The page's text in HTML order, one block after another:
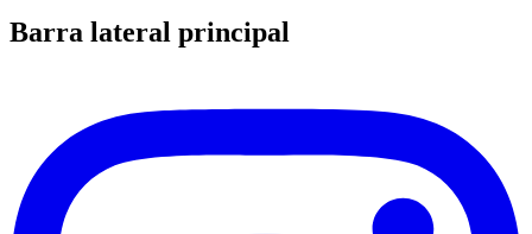
Barra lateral principal